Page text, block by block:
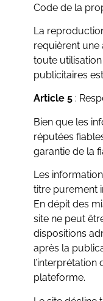
Code de la
La
requièrent une
toute
publicitaires
Article 5:
Bien que les
réputées
garantie de la
Les
titre purement
En dépit des
site ne peut
dispositions
après la
plateforme.